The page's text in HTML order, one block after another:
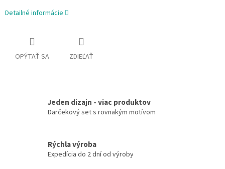
Detailné informácie
OPÝTAŤ SA ZDIEĽAŤ
Jeden dizajn - viac produktov
Darčekový set s rovnakým motívom
Rýchla výroba
Expedícia do 2 dní od výroby